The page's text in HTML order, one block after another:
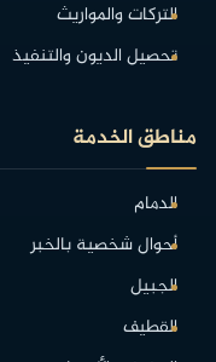
التركات والمواريث
تحصيل الديون والتنفيذ
مناطق الخدمة
الدمام
أحوال شخصية بالخبر
الجبيل
القطيف